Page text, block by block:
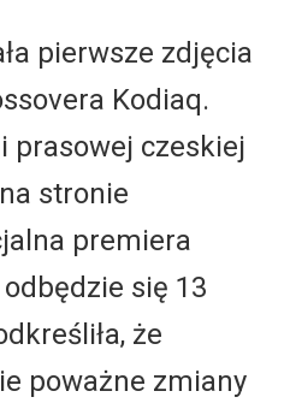
pierwsze zdjęcia
Kodiaq.
prasowej czeskiej
stronie
premiera
się 13
że
poważne zmiany